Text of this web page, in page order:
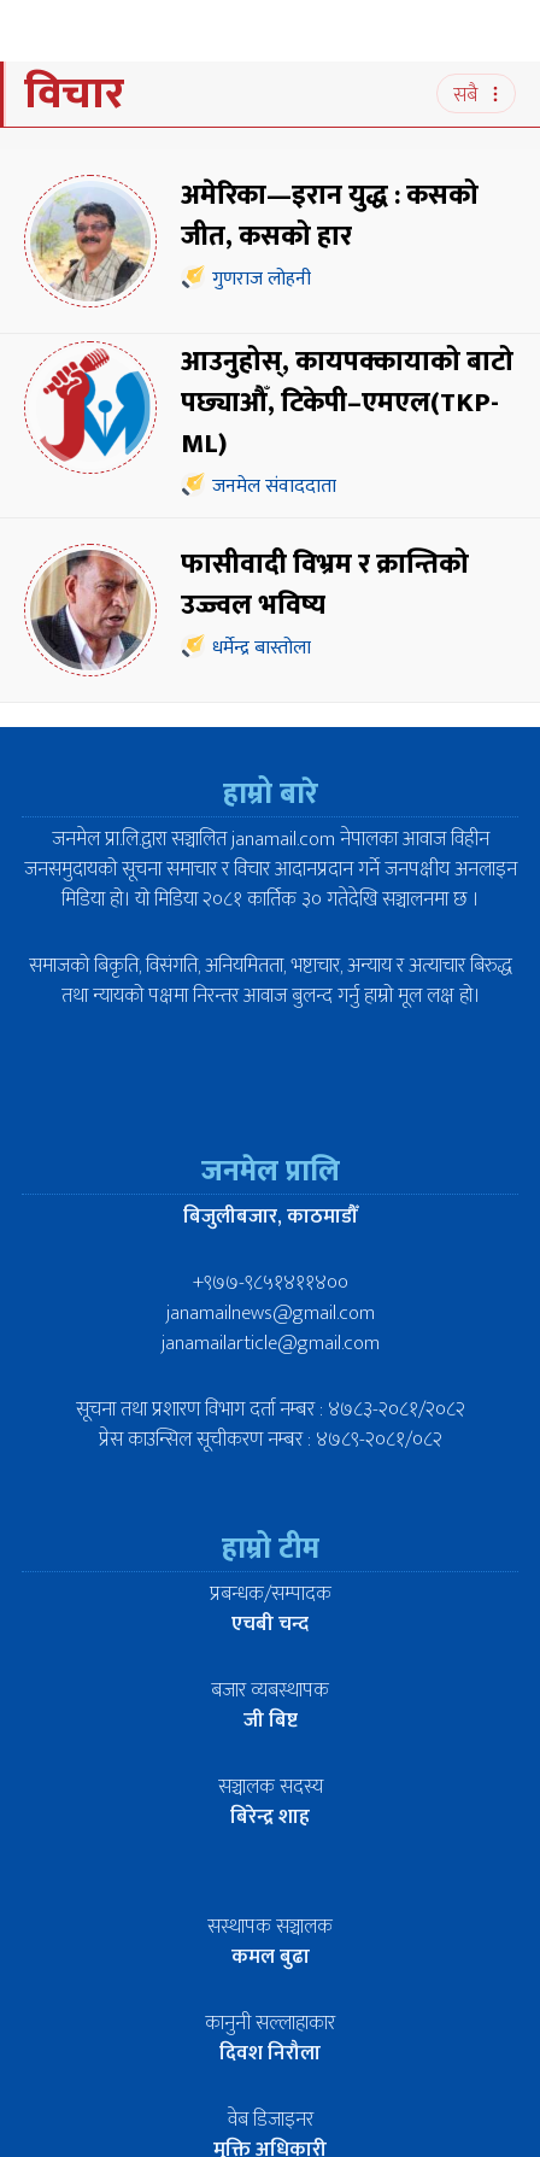
विचार सबै
अमेरिका—इरान युद्ध : कसको
जीत, कसको हार
गुणराज लोहनी
आउनुहोस्, कायपक्कायाको बाटो
पछ्याऔँ, टिकेपी–एमएल(TKP-
ML)
जनमेल संवाददाता
फासीवादी विभ्रम र क्रान्तिको
उज्ज्वल भविष्य
धर्मेन्द्र बास्तोला
हाम्रो बारे
जनमेल प्रा.लि.द्वारा सञ्चालित janamail.com नेपालका आवाज विहीन
जनसमुदायको सूचना समाचार र विचार आदानप्रदान गर्ने जनपक्षीय अनलाइन
मिडिया हो। यो मिडिया २०८१ कार्तिक ३० गतेदेखि सञ्चालनमा छ ।
समाजको बिकृति, विसंगति, अनियमितता, भष्टाचार, अन्याय र अत्याचार बिरुद्ध
तथा न्यायको पक्षमा निरन्तर आवाज बुलन्द गर्नु हाम्रो मूल लक्ष हो।
जनमेल प्रालि
बिजुलीबजार, काठमाडौँ
+९७७-९८५१४११४००
janamailnews@gmail.com
janamailarticle@gmail.com
सूचना तथा प्रशारण विभाग दर्ता नम्बर : ४७८३-२०८१/२०८२
प्रेस काउन्सिल सूचीकरण नम्बर : ४७८९-२०८१/०८२
हाम्रो टीम
प्रबन्धक/सम्पादक
एचबी चन्द
बजार व्यबस्थापक
जी बिष्ट
सञ्चालक सदस्य
बिरेन्द्र शाह
सस्थापक सञ्चालक
कमल बुढा
कानुनी सल्लाहाकार
दिवश निरौला
वेब डिजाइनर
मुक्ति अधिकारी